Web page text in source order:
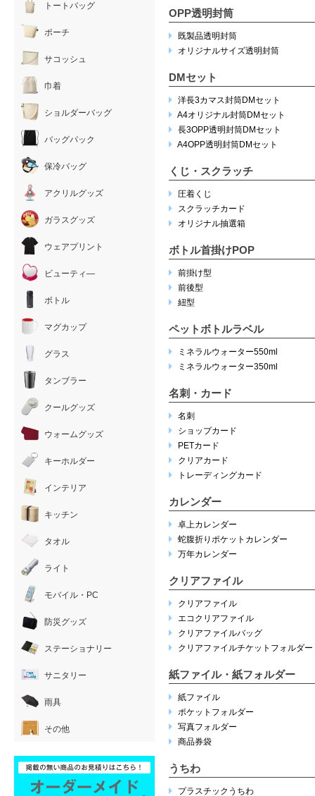
OPP透明封筒
既製品透明封筒
オリジナルサイズ透明封筒
DMセット
洋長3カマス封筒DMセット
A4オリジナル封筒DMセット
長3OPP透明封筒DMセット
A4OPP透明封筒DMセット
くじ・スクラッチ
圧着くじ
スクラッチカード
オリジナル抽選箱
ボトル首掛けPOP
前掛け型
前後型
紐型
ペットボトルラベル
ミネラルウォーター550ml
ミネラルウォーター350ml
名刺・カード
名刺
ショップカード
PETカード
クリアカード
トレーディングカード
カレンダー
卓上カレンダー
蛇腹折りポケットカレンダー
万年カレンダー
クリアファイル
クリアファイル
エコクリアファイル
クリアファイルバッグ
クリアファイルチケットフォルダー
紙ファイル・紙フォルダー
紙ファイル
ポケットフォルダー
写真フォルダー
商品券袋
うちわ
プラスチックうちわ
トートバッグ
ポーチ
サコッシュ
巾着
ショルダーバッグ
バッグパック
保冷バッグ
アクリルグッズ
ガラスグッズ
ウェアプリント
ビューティ―
ボトル
マグカップ
グラス
タンブラー
クールグッズ
ウォームグッズ
キーホルダー
インテリア
キッチン
タオル
ライト
モバイル・PC
防災グッズ
ステーショナリー
サニタリー
雨具
その他